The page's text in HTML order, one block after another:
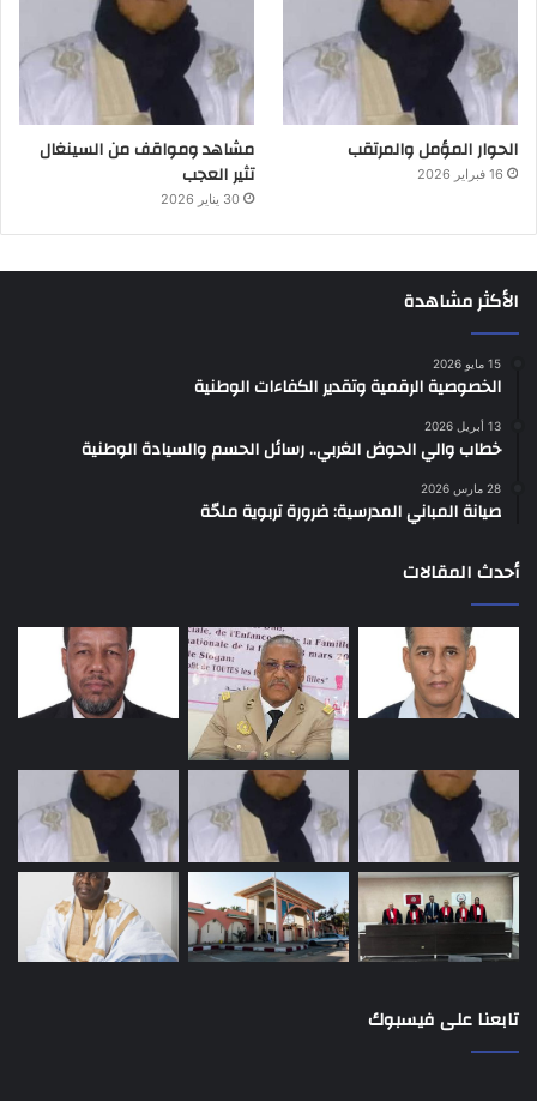
الحوار المؤمل والمرتقب
16 فبراير 2026
مشاهد ومواقف من السينغال
تثير العجب
30 يناير 2026
الأكثر مشاهدة
15 مايو 2026
الخصوصية الرقمية وتقدير الكفاءات الوطنية
13 أبريل 2026
خطاب والي الحوض الغربي.. رسائل الحسم والسيادة الوطنية
28 مارس 2026
صيانة المباني المدرسية: ضرورة تربوية ملحّة
أحدث المقالات
تابعنا على فيسبوك